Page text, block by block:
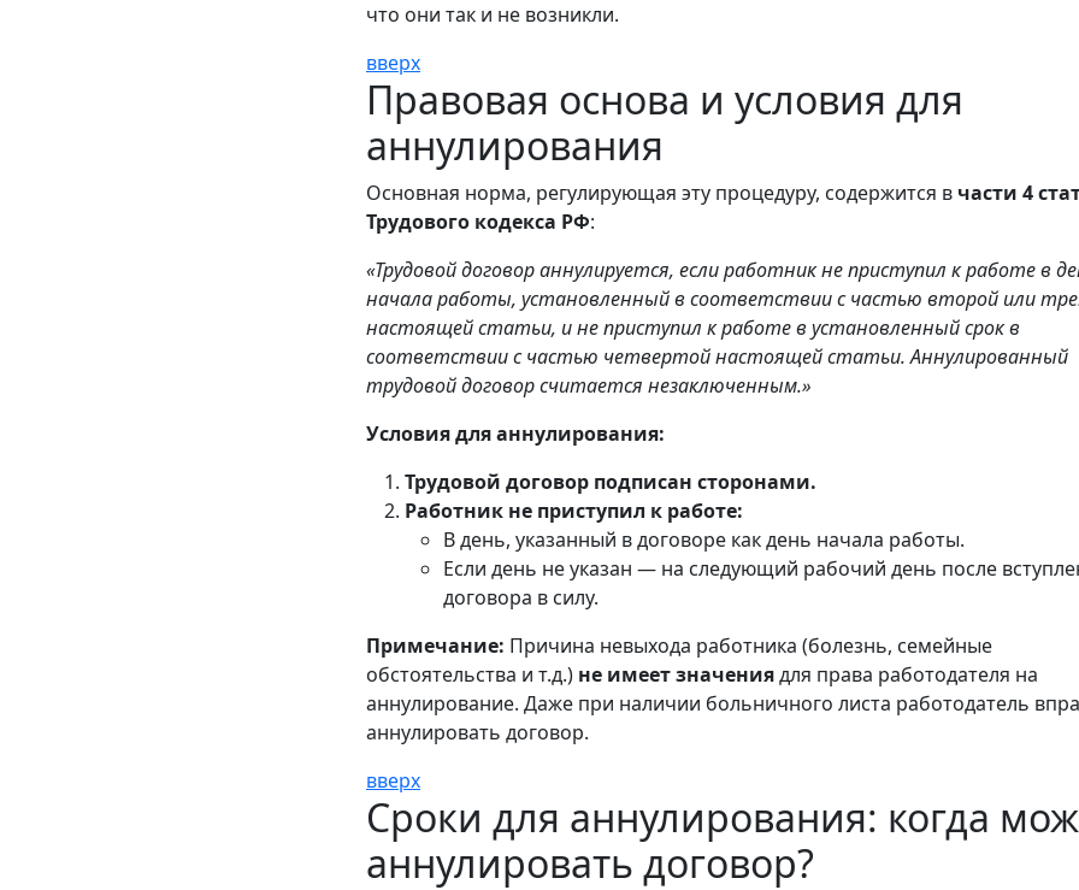
что они так и не возникли.
вверх
Правовая основа и условия для
аннулирования
Основная норма, регулирующая эту процедуру, содержится в части 4
Трудового кодекса РФ:
«Трудовой договор аннулируется, если работник не приступил к работе в
начала работы, установленный в соответствии с частью второй или
настоящей статьи, и не приступил к работе в установленный срок в
соответствии с частью четвертой настоящей статьи. Аннулированный
трудовой договор считается незаключенным.»
Условия для аннулирования:
Трудовой договор подписан сторонами.
Работник не приступил к работе:
В день, указанный в договоре как день начала работы.
Если день не указан — на следующий рабочий день после
договора в силу.
Примечание: Причина невыхода работника (болезнь, семейные
обстоятельства и т.д.) не имеет значениядля права работодателя на
аннулирование. Даже при наличии больничного листа работодатель
аннулировать договор.
вверх
Сроки для аннулирования: когда
аннулировать договор?